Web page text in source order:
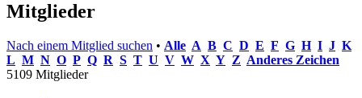
Mitglieder
Nach einem Mitglied suchen • Alle A B C D E F G H I J K
L M N O P Q R S T U V W X Y Z Anderes Zeichen
5109 Mitglieder